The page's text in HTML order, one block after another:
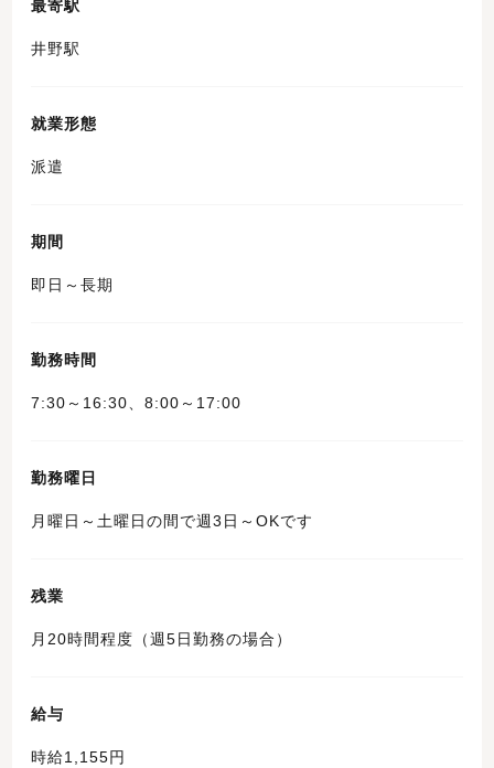
最寄駅
井野駅
就業形態
派遣
期間
即日～長期
勤務時間
7:30～16:30、8:00～17:00
勤務曜日
月曜日～土曜日の間で週3日～OKです
残業
月20時間程度（週5日勤務の場合）
給与
時給1,155円